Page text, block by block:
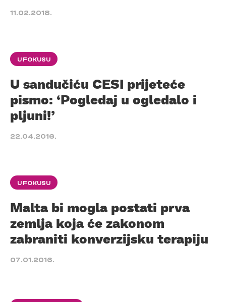
11.02.2018.
U FOKUSU
U sandučiću CESI prijeteće
pismo: ‘Pogledaj u ogledalo i
pljuni!’
22.04.2016.
U FOKUSU
Malta bi mogla postati prva
zemlja koja će zakonom
zabraniti konverzijsku terapiju
07.01.2016.